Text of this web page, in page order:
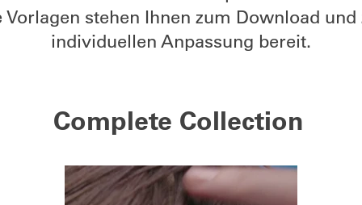
Vorlagen stehen Ihnen zum Download und
individuellen Anpassung bereit.
Complete Collection